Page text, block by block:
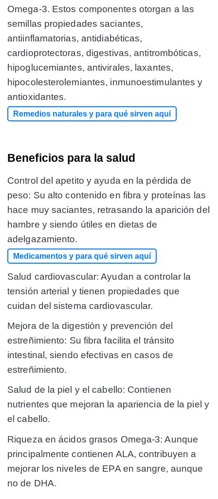
Omega-3. Estos componentes otorgan a las
semillas propiedades saciantes,
antiinflamatorias, antidiabéticas,
cardioprotectoras, digestivas, antitrombóticas,
hipoglucemiantes, antivirales, laxantes,
hipocolesterolemiantes, inmunoestimulantes y
antioxidantes.
Remedios naturales y para qué sirven aquí
Beneficios para la salud
Control del apetito y ayuda en la pérdida de
peso: Su alto contenido en fibra y proteínas las
hace muy saciantes, retrasando la aparición del
hambre y siendo útiles en dietas de
adelgazamiento.
Medicamentos y para qué sirven aquí
Salud cardiovascular: Ayudan a controlar la
tensión arterial y tienen propiedades que
cuidan del sistema cardiovascular.
Mejora de la digestión y prevención del
estreñimiento: Su fibra facilita el tránsito
intestinal, siendo efectivas en casos de
estreñimiento.
Salud de la piel y el cabello: Contienen
nutrientes que mejoran la apariencia de la piel y
el cabello.
Riqueza en ácidos grasos Omega-3: Aunque
principalmente contienen ALA, contribuyen a
mejorar los niveles de EPA en sangre, aunque
no de DHA.